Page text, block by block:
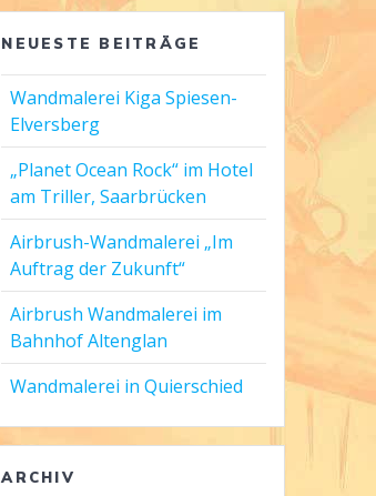
NEUESTE BEITRÄGE
Wandmalerei Kiga Spiesen-
Elversberg
„Planet Ocean Rock“ im Hotel
am Triller, Saarbrücken
Airbrush-Wandmalerei „Im
Auftrag der Zukunft“
Airbrush Wandmalerei im
Bahnhof Altenglan
Wandmalerei in Quierschied
ARCHIV